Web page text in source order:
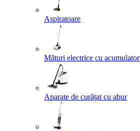
Aspiratoare
Mături electrice cu acumulator
Aparate de curățat cu abur